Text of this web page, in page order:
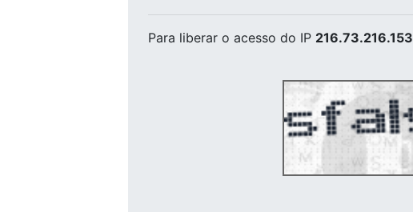
Para liberar o acesso do IP 216.73.216.153